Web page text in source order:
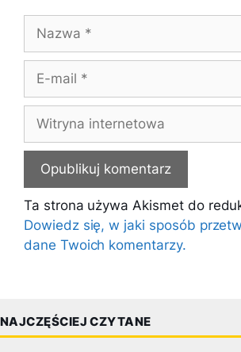
mail
internetowa
Ta strona używa Akismet do
Dowiedz się, w jaki sposób
dane Twoich komentarzy.
NAJCZĘŚCIEJ CZYTANE